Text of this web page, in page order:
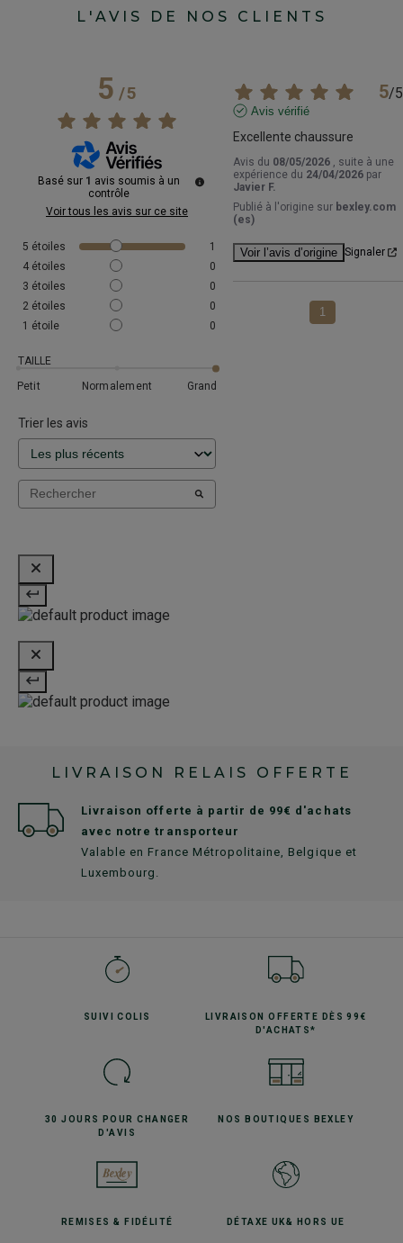
L'AVIS DE NOS CLIENTS
5/5
Basé sur 1 avis soumis à un
contrôle
Voir tous les avis sur ce site
5 étoiles
1
4 étoiles
0
3 étoiles
0
2 étoiles
0
1 étoile 0
TAILLE
Petit
Normalement Grand
Trier les avis
5/5
Avis vérifié
Excellente chaussure
Avis du 08/05/2026
, suite à une
expérience du 24/04/2026 par
Javier F.
Publié à l'origine sur bexley.com
(es)
Voir l’avis d’origine Signaler
1
LIVRAISON RELAIS OFFERTE
Livraison offerte à partir de 99€ d'achats
avec notre transporteur
Valable en France Métropolitaine, Belgique et
Luxembourg.
SUIVICOLIS LIVRAISON OFFERTE
DÈS 99€
D'ACHATS*
30 JOURS POURCHANGER
D'AVIS
NOS BOUTIQUES BEXLEY
REMISES& FIDÉLITÉ DÉTAXE UK& HORS UE